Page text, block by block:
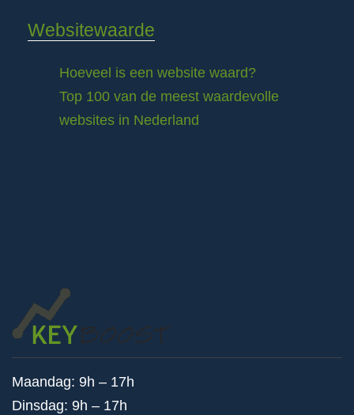
Websitewaarde
Hoeveel is een website waard?
Top 100 van de meest waardevolle
websites in Nederland
Maandag: 9h – 17h
Dinsdag: 9h – 17h